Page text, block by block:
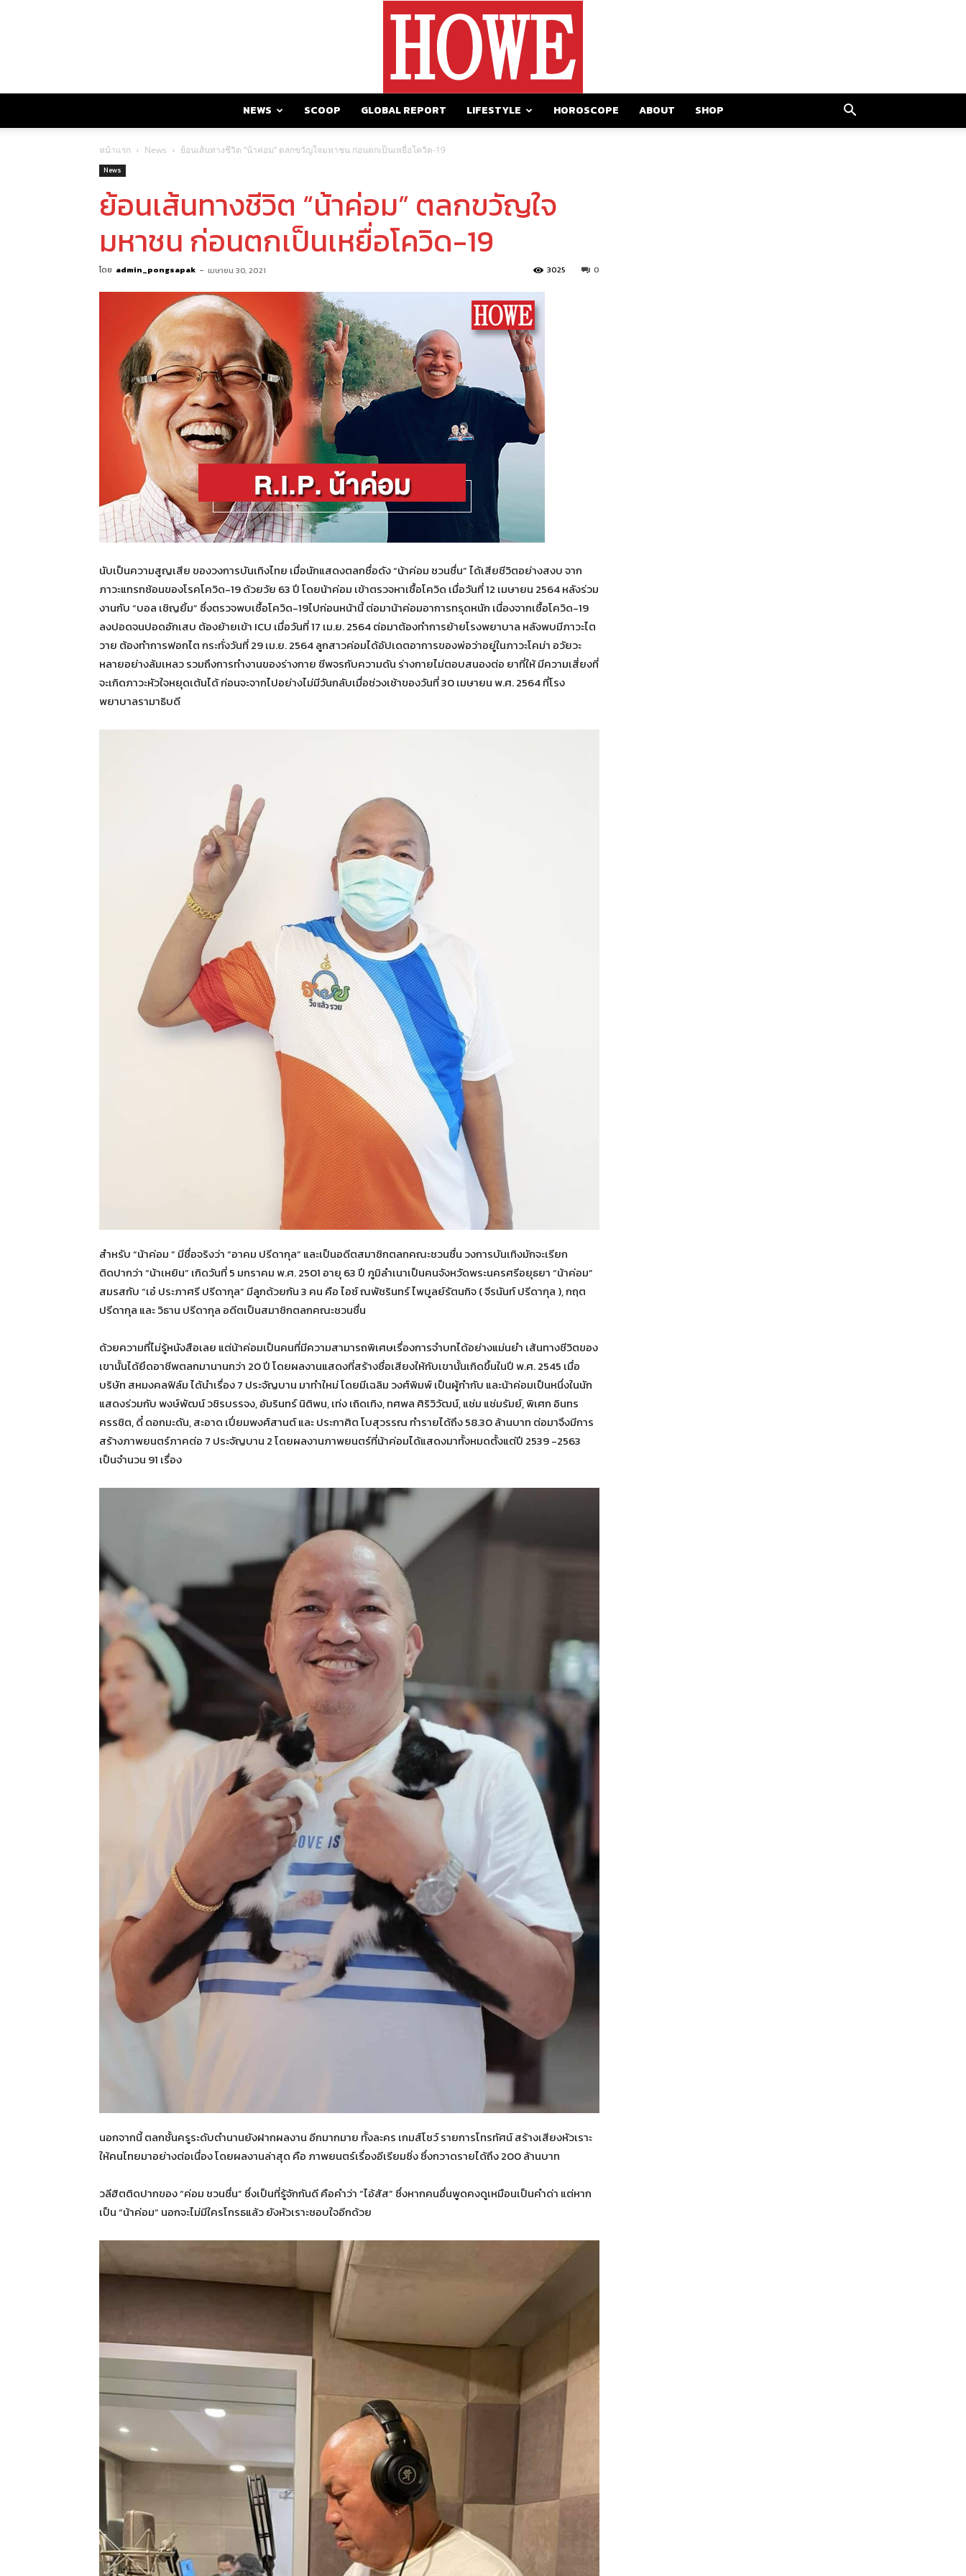
NEWS SCOOP GLOBAL REPORT LIFESTYLE HOROSCOPE ABOUT SHOP
หน้าแรก News ย้อนเส้นทางชีวิต “น้าค่อม” ตลกขวัญใจมหาชน ก่อนตกเป็นเหยื่อโควิด-19
News
ย้อนเส้นทางชีวิต “น้าค่อม” ตลกขวัญใจ
มหาชน ก่อนตกเป็นเหยื่อโควิด-19
โดย admin_pongsapak - เมษายน 30, 2021 0
3025
นับเป็นความสูญเสีย ของวงการบันเทิงไทย เมื่อนักแสดงตลกชื่อดัง “น้าค่อม ชวนชื่น” ได้เสียชีวิตอย่างสงบ จาก
ภาวะแทรกซ้อนของโรคโควิด-19 ด้วยวัย 63 ปี โดยน้าค่อม เข้าตรวจหาเชื้อโควิด เมื่อวันที่ 12 เมษายน 2564 หลังร่วม
งานกับ “บอล เชิญยิ้ม” ซึ่งตรวจพบเชื้อโควิด-19ไปก่อนหน้านี้ ต่อมาน้าค่อมอาการทรุดหนัก เนื่องจากเชื้อโควิด-19
ลงปอดจนปอดอักเสบ ต้องย้ายเข้า ICU เมื่อวันที่ 17 เม.ย. 2564 ต่อมาต้องทำการย้ายโรงพยาบาล หลังพบมีภาวะไต
วาย ต้องทำการฟอกไต กระทั่งวันที่ 29 เม.ย. 2564 ลูกสาวค่อมได้อัปเดตอาการของพ่อว่าอยู่ในภาวะโคม่า อวัยวะ
หลายอย่างล้มเหลว รวมถึงการทำงานของร่างกาย ชีพจรกับความดัน ร่างกายไม่ตอบสนองต่อ ยาที่ให้ มีความเสี่ยงที่
จะเกิดภาวะหัวใจหยุดเต้นได้ ก่อนจะจากไปอย่างไม่มีวันกลับเมื่อช่วงเช้าของวันที่ 30 เมษายน พ.ศ. 2564 ที่โรง
พยาบาลรามาธิบดี
สำหรับ “น้าค่อม ” มีชื่อจริงว่า “อาคม ปรีดากุล” และเป็นอดีตสมาชิกตลกคณะชวนชื่น วงการบันเทิงมักจะเรียก
ติดปากว่า “น้าเหยิน” เกิดวันที่ 5 มกราคม พ.ศ. 2501 อายุ 63 ปี ภูมิลำเนาเป็นคนจังหวัดพระนครศรีอยุธยา “น้าค่อม”
สมรสกับ “เอ๋ ประภาศรี ปรีดากุล” มีลูกด้วยกัน 3 คน คือ ไอซ์ ณพัชรินทร์ ไพบูลย์รัตนกิจ ( จีรนันท์ ปรีดากุล ), กฤต
ปรีดากุล และ วิธาน ปรีดากุล อดีตเป็นสมาชิกตลกคณะชวนชื่น
ด้วยความที่ไม่รู้หนังสือเลย แต่น้าค่อมเป็นคนที่มีความสามารถพิเศษเรื่องการจำบทได้อย่างแม่นยำ เส้นทางชีวิตของ
เขานั้นได้ยึดอาชีพตลกมานานกว่า 20 ปี โดยผลงานแสดงที่สร้างชื่อเสียงให้กับเขานั้นเกิดขึ้นในปี พ.ศ. 2545 เมื่อ
บริษัท สหมงคลฟิล์ม ได้นำเรื่อง 7 ประจัญบาน มาทำใหม่ โดยมีเฉลิม วงศ์พิมพ์ เป็นผู้กำกับ และน้าค่อมเป็นหนึ่งในนัก
แสดงร่วมกับ พงษ์พัฒน์ วชิรบรรจง, อัมรินทร์ นิติพน, เท่ง เถิดเทิง, ทศพล ศิริวิวัฒน์, แช่ม แช่มรัมย์, พิเศก อินทร
ครรชิต, ดี๋ ดอกมะดัน, สะอาด เปี่ยมพงศ์สานต์ และ ประกาศิต โบสุวรรณ ทำรายได้ถึง 58.30 ล้านบาท ต่อมาจึงมีการ
สร้างภาพยนตร์ภาคต่อ 7 ประจัญบาน 2 โดยผลงานภาพยนตร์ที่น้าค่อมได้แสดงมาทั้งหมดตั้งแต่ปี 2539 -2563
เป็นจำนวน 91 เรื่อง
นอกจากนี้ ตลกชั้นครูระดับตำนานยังฝากผลงาน อีกมากมาย ทั้งละคร เกมส์โชว์ รายการโทรทัศน์ สร้างเสียงหัวเราะ
ให้คนไทยมาอย่างต่อเนื่อง โดยผลงานล่าสุด คือ ภาพยนตร์เรื่องอีเรียมซิ่ง ซึ่งกวาดรายได้ถึง 200 ล้านบาท
วลีฮิตติดปากของ “ค่อม ชวนชื่น” ซึ่งเป็นที่รู้จักกันดี คือคำว่า “ไอ้สัส” ซึ่งหากคนอื่นพูดคงดูเหมือนเป็นคำด่า แต่หาก
เป็น “น้าค่อม” นอกจะไม่มีใครโกรธแล้ว ยังหัวเราะชอบใจอีกด้วย